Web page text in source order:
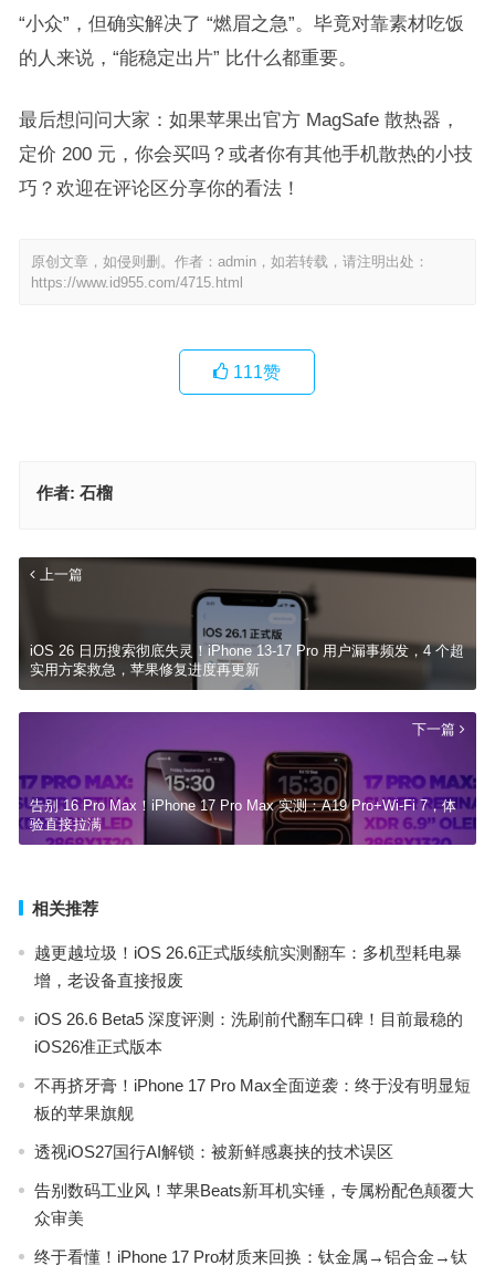
“小众”，但确实解决了 “燃眉之急”。毕竟对靠素材吃饭
的人来说，“能稳定出片” 比什么都重要。​
最后想问问大家：如果苹果出官方 MagSafe 散热器，
定价 200 元，你会买吗？或者你有其他手机散热的小技
巧？欢迎在评论区分享你的看法！​
原创文章，如侵则删。作者：admin，如若转载，请注明出处：
https://www.id955.com/4715.html
111赞
作者: 石榴
上一篇
iOS 26 日历搜索彻底失灵！iPhone 13-17 Pro 用户漏事频发，4 个超
实用方案救急，苹果修复进度再更新
下一篇
告别 16 Pro Max！iPhone 17 Pro Max 实测：A19 Pro+Wi-Fi 7，体
验直接拉满
相关推荐
越更越垃圾！iOS 26.6正式版续航实测翻车：多机型耗电暴
增，老设备直接报废
iOS 26.6 Beta5 深度评测：洗刷前代翻车口碑！目前最稳的
iOS26准正式版本
不再挤牙膏！iPhone 17 Pro Max全面逆袭：终于没有明显短
板的苹果旗舰
透视iOS27国行AI解锁：被新鲜感裹挟的技术误区
告别数码工业风！苹果Beats新耳机实锤，专属粉配色颠覆大
众审美
终于看懂！iPhone 17 Pro材质来回换：钛金属→铝合金→钛